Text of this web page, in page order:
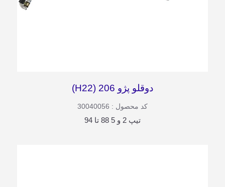
دوقلو پژو 206 (H22)
کد محصول : 30040056
تیپ 2 و 5 88 تا 94